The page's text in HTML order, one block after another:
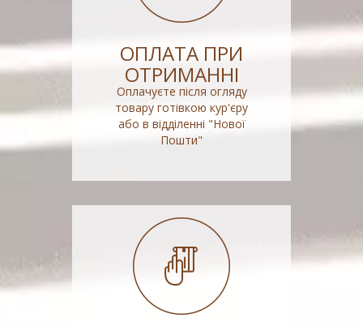
ОПЛАТА ПРИ
ОТРИМАННІ
Оплачуєте після огляду
товару готівкою кур'єру
або в відділенні "Нової
Пошти"